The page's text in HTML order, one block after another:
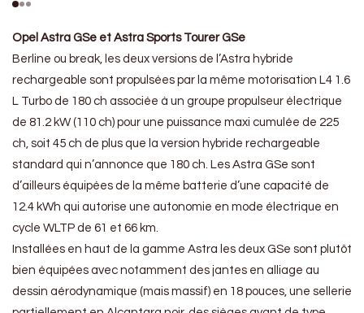
Opel Astra GSe et Astra Sports Tourer GSe
Berline ou break, les deux versions de l’Astra hybride
rechargeable sont propulsées par la même motorisation L4 1.6
L Turbo de 180 ch associée à un groupe propulseur électrique
de 81.2 kW (110 ch) pour une puissance maxi cumulée de 225
ch, soit 45 ch de plus que la version hybride rechargeable
standard qui n’annonce que 180 ch. Les Astra GSe sont
d’ailleurs équipées de la même batterie d’une capacité de
12.4 kWh qui autorise une autonomie en mode électrique en
cycle WLTP de 61 et 66 km.
Installées en haut de la gamme Astra les deux GSe sont plutôt
bien équipées avec notamment des jantes en alliage au
dessin aérodynamique (mais massif) en 18 pouces, une sellerie